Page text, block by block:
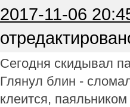
2017-11-06
Сегодня скидывал
Глянул блин -
клеится,